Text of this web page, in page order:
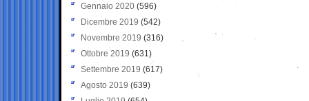
Gennaio 2020 (596)
Dicembre 2019 (542)
Novembre 2019 (316)
Ottobre 2019 (631)
Settembre 2019 (617)
Agosto 2019 (639)